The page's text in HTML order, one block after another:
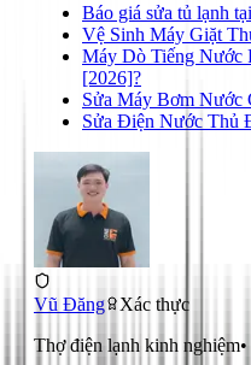
Báo giá sửa tủ lạnh
Vệ Sinh Máy Giặt
Máy Dò Tiếng Nước
[2026]?
Sửa Máy Bơm
Sửa Điện Nước Thủ
Vũ Đăng
Xác thực
Thợ điện lạnh kinh nghiệm•